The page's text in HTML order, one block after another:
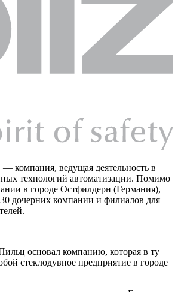
компания, ведущая деятельность в
технологий автоматизации. Помимо
в городе Остфилдерн (Германия),
дочерних компании и филиалов для
основал компанию, которая в ту
стеклодувное предприятие в городе